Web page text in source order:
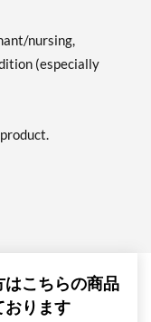
nursing,
(especially
はこちらの商品
おります